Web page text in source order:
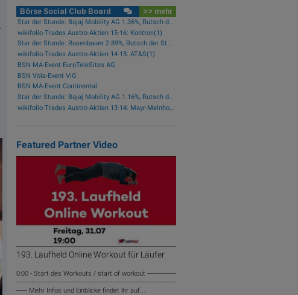
Börse Social Club Board >> mehr
Star der Stunde: Bajaj Mobility AG 1.36%, Rutsch der Stunde: Polytec Group -1.81%
wikifolio-Trades Austro-Aktien 15-16: Kontron(1)
Star der Stunde: Rosenbauer 2.89%, Rutsch der Stunde: Kapsch TrafficCom -1.92%
wikifolio-Trades Austro-Aktien 14-15: AT&S(1)
BSN MA-Event EuroTeleSites AG
BSN Vola-Event VIG
BSN MA-Event Continental
Star der Stunde: Bajaj Mobility AG 1.16%, Rutsch der Stunde: Rosenbauer -0.9%
wikifolio-Trades Austro-Aktien 13-14: Mayr-Melnhof(1), RBI(1)
Featured Partner Video
193. Laufheld Online Workout für Läufer
0:00 - Start des Workouts / start of workout ----------------
----------------------------------------------------------------------------------------
------ Mehr Infos und Einblicke findet ihr auf...